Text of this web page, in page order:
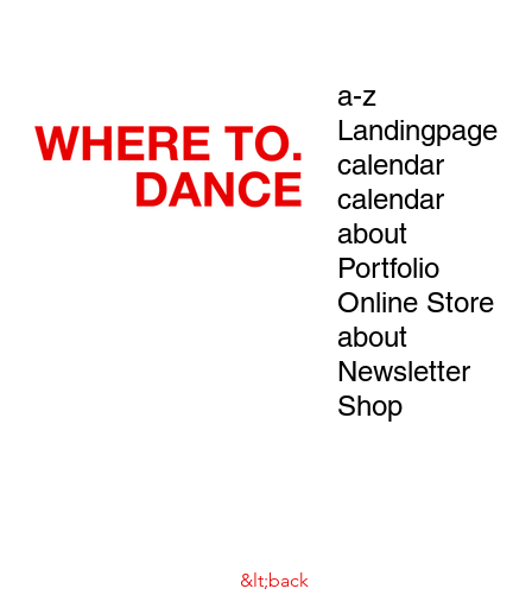
a-z
Landingpage
calendar
calendar
about
Portfolio
Online Store
about
Newsletter
Shop
&lt;back